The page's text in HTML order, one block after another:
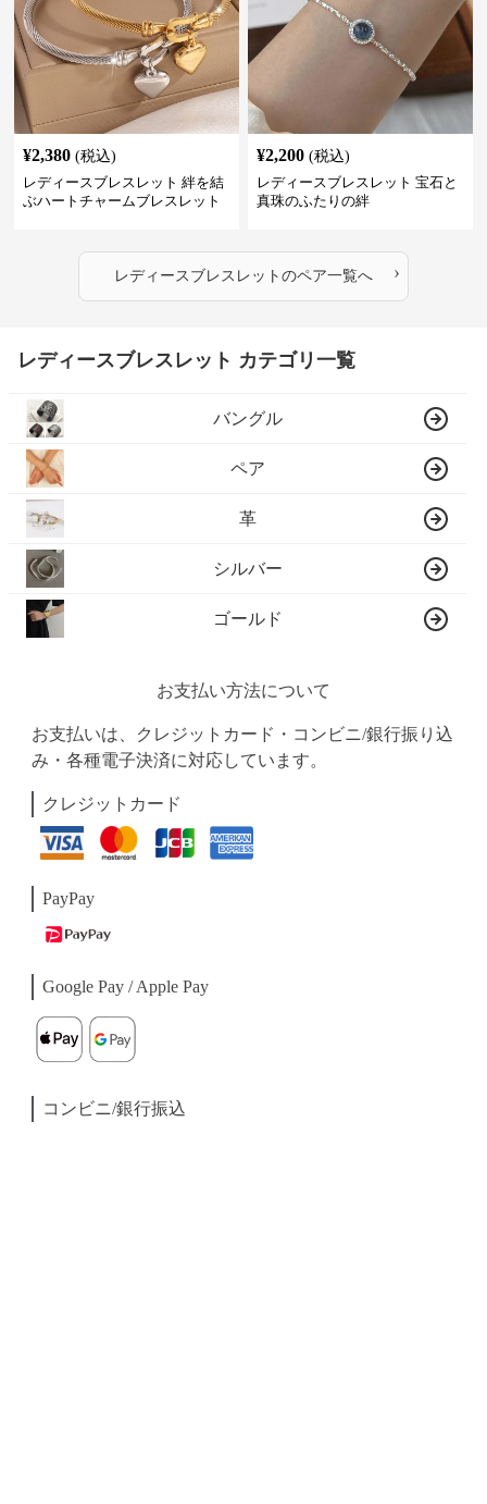
¥2,380 (税込)
レディースブレスレット 絆を結
ぶハートチャームブレスレット
¥2,200 (税込)
レディースブレスレット 宝石と
真珠のふたりの絆
レディースブレスレット のペア一覧へ ›
レディースブレスレット カテゴリ一覧
バングル
ペア
革
シルバー
ゴールド
お支払い方法について
お支払いは、クレジットカード・コンビニ/銀行振り込
み・各種電子決済に対応しています。
クレジットカード
PayPay
Google Pay / Apple Pay
コンビニ/銀行振込